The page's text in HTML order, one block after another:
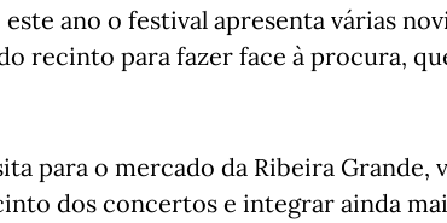
ano o festival apresenta várias
recinto para fazer face à procura,
para o mercado da Ribeira Grande,
dos concertos e integrar ainda